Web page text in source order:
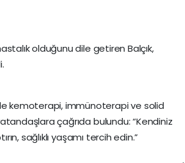
olduğunu dile getiren Balçık,
kemoterapi, immünoterapi ve solid
çağrıda bulundu: “Kendiniz
sağlıklı yaşamı tercih edin.”